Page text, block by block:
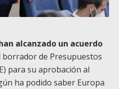
alcanzado un acuerdo
de Presupuestos
para su aprobación al
ha podido saber Europa